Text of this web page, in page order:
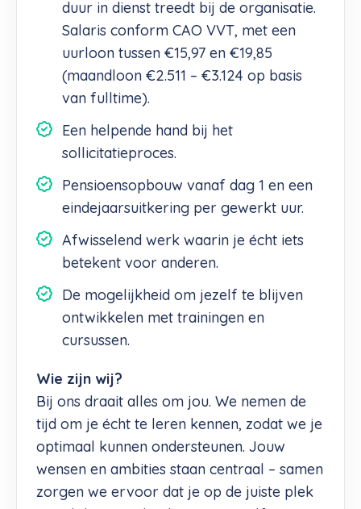
duur in dienst treedt bij de organisatie.
Salaris conform CAO VVT, met een
uurloon tussen €15,97 en €19,85
(maandloon €2.511 – €3.124 op basis
van fulltime).
Een helpende hand bij het
sollicitatieproces.
Pensioensopbouw vanaf dag 1 en een
eindejaarsuitkering per gewerkt uur.
Afwisselend werk waarin je écht iets
betekent voor anderen.
De mogelijkheid om jezelf te blijven
ontwikkelen met trainingen en
cursussen.
Wie zijn wij?
Bij ons draait alles om jou. We nemen de
tijd om je écht te leren kennen, zodat we je
optimaal kunnen ondersteunen. Jouw
wensen en ambities staan centraal – samen
zorgen we ervoor dat je op de juiste plek